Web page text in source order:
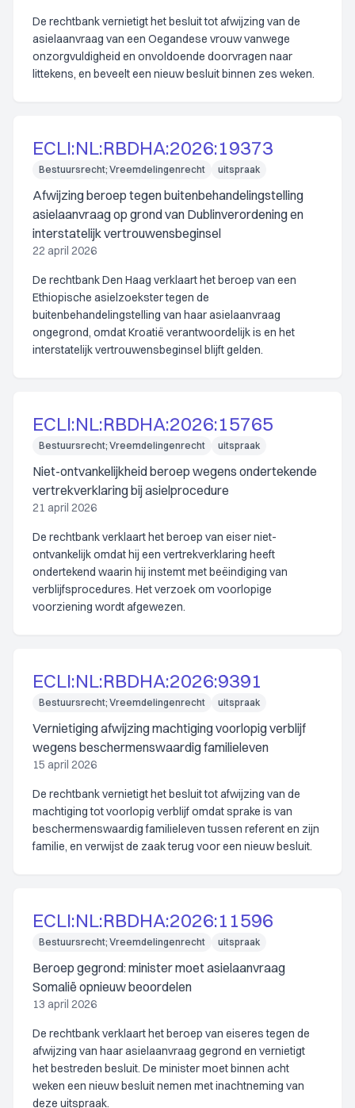
De rechtbank vernietigt het besluit tot afwijzing van de
asielaanvraag van een Oegandese vrouw vanwege
onzorgvuldigheid en onvoldoende doorvragen naar
littekens, en beveelt een nieuw besluit binnen zes weken.
ECLI:NL:RBDHA:2026:19373
Bestuursrecht; Vreemdelingenrecht uitspraak
Afwijzing beroep tegen buitenbehandelingstelling
asielaanvraag op grond van Dublinverordening en
interstatelijk vertrouwensbeginsel
22 april 2026
De rechtbank Den Haag verklaart het beroep van een
Ethiopische asielzoekster tegen de
buitenbehandelingstelling van haar asielaanvraag
ongegrond, omdat Kroatië verantwoordelijk is en het
interstatelijk vertrouwensbeginsel blijft gelden.
ECLI:NL:RBDHA:2026:15765
Bestuursrecht; Vreemdelingenrecht uitspraak
Niet-ontvankelijkheid beroep wegens ondertekende
vertrekverklaring bij asielprocedure
21 april 2026
De rechtbank verklaart het beroep van eiser niet-
ontvankelijk omdat hij een vertrekverklaring heeft
ondertekend waarin hij instemt met beëindiging van
verblijfsprocedures. Het verzoek om voorlopige
voorziening wordt afgewezen.
ECLI:NL:RBDHA:2026:9391
Bestuursrecht; Vreemdelingenrecht uitspraak
Vernietiging afwijzing machtiging voorlopig verblijf
wegens beschermenswaardig familieleven
15 april 2026
De rechtbank vernietigt het besluit tot afwijzing van de
machtiging tot voorlopig verblijf omdat sprake is van
beschermenswaardig familieleven tussen referent en zijn
familie, en verwijst de zaak terug voor een nieuw besluit.
ECLI:NL:RBDHA:2026:11596
Bestuursrecht; Vreemdelingenrecht uitspraak
Beroep gegrond: minister moet asielaanvraag
Somalië opnieuw beoordelen
13 april 2026
De rechtbank verklaart het beroep van eiseres tegen de
afwijzing van haar asielaanvraag gegrond en vernietigt
het bestreden besluit. De minister moet binnen acht
weken een nieuw besluit nemen met inachtneming van
deze uitspraak.